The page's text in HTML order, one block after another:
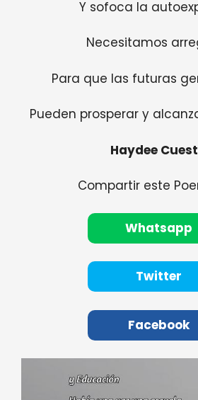
Y sofoca la
Necesitamos
Para que las futuras
Pueden prosperar y
Haydee
Compartir este
Whatsapp
Twitter
Facebook